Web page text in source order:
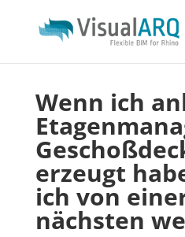
Wenn ich
erzeugt
ich von
nächsten